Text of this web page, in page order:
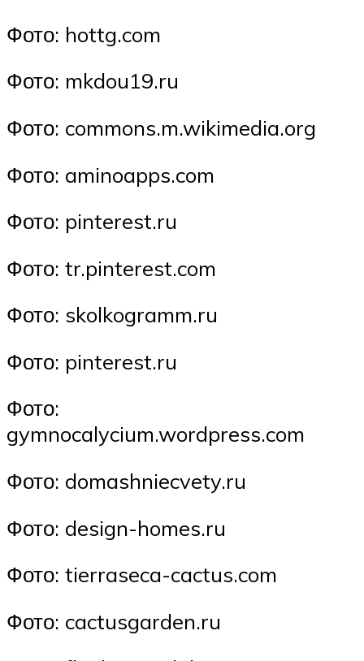
Фото: hottg.com
Фото: mkdou19.ru
Фото: commons.m.wikimedia.org
Фото: aminoapps.com
Фото: pinterest.ru
Фото: tr.pinterest.com
Фото: skolkogramm.ru
Фото: pinterest.ru
Фото:
gymnocalycium.wordpress.com
Фото: domashniecvety.ru
Фото: design-homes.ru
Фото: tierraseca-cactus.com
Фото: cactusgarden.ru